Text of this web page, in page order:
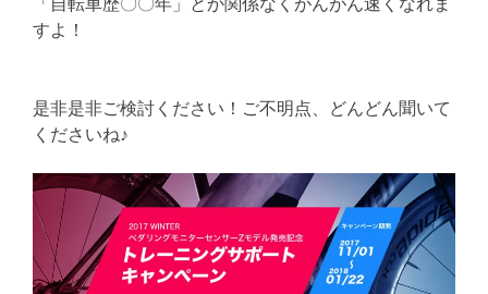
すよ！
是非是非ご検討ください！ご不明点、どんどん聞いて
くださいね♪